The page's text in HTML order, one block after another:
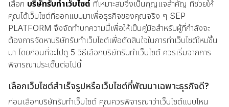
เลือก บริษัทรับทำเว็บไซต์ ที่เหมาะสมจึงเป็นกุญแจสำคัญ ที่ช่วยให้
คุณได้เว็บไซต์ที่ออกแบบมาเพื่อธุรกิจของคุณจริง ๆ SEP
PLATFORM จึงจัดทำบทความนี้เพื่อให้เป็นคู่มือสำหรับผู้ที่กำลังจะ
ต้องการจัดหาบริษัทรับทำเว็บไซต์เพื่อตัดสินใจในการทำเว็บไซต์ใหม่ขึ้น
มา โดยก่อนที่จะไปดู 5 วิธีเลือกบริษัทรับทำเว็บไซต์ ควรเริ่มจากการ
พิจารณาประเด็นต่อไปนี้
เลือกเว็บไซต์สำเร็จรูปหรือเว็บไซต์ที่พัฒนาเฉพาะธุรกิจดี?
ก่อนเลือกบริษัทรับทำเว็บไซต์ คุณควรพิจารณาว่าเว็บไซต์แบบไหน